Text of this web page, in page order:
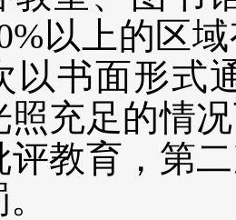
以上的区
以书面形式
照充足的情
评教育，第